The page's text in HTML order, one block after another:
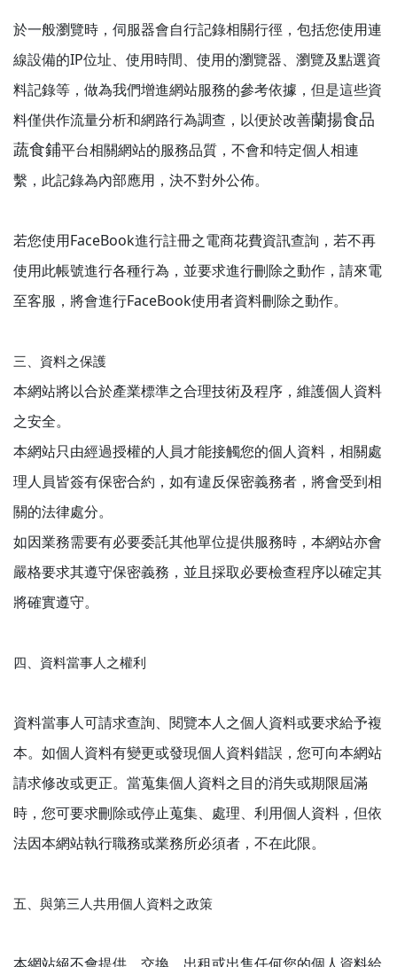
於一般瀏覽時，伺服器會自行記錄相關行徑，包括您使用連
線設備的IP位址、使用時間、使用的瀏覽器、瀏覽及點選資
料記錄等，做為我們增進網站服務的參考依據，但是這些資
料僅供作流量分析和網路行為調查，以便於改善蘭揚食品
蔬食鋪平台相關網站的服務品質，不會和特定個人相連
繫，此記錄為內部應用，決不對外公佈。
若您使用FaceBook進行註冊之電商花費資訊查詢，若不再
使用此帳號進行各種行為，並要求進行刪除之動作，請來電
至客服，將會進行FaceBook使用者資料刪除之動作。
三、資料之保護
本網站將以合於產業標準之合理技術及程序，維護個人資料
之安全。
本網站只由經過授權的人員才能接觸您的個人資料，相關處
理人員皆簽有保密合約，如有違反保密義務者，將會受到相
關的法律處分。
如因業務需要有必要委託其他單位提供服務時，本網站亦會
嚴格要求其遵守保密義務，並且採取必要檢查程序以確定其
將確實遵守。
四、資料當事人之權利
資料當事人可請求查詢、閱覽本人之個人資料或要求給予複
本。如個人資料有變更或發現個人資料錯誤，您可向本網站
請求修改或更正。當蒐集個人資料之目的消失或期限屆滿
時，您可要求刪除或停止蒐集、處理、利用個人資料，但依
法因本網站執行職務或業務所必須者，不在此限。
五、與第三人共用個人資料之政策
本網站絕不會提供、交換、出租或出售任何您的個人資料給